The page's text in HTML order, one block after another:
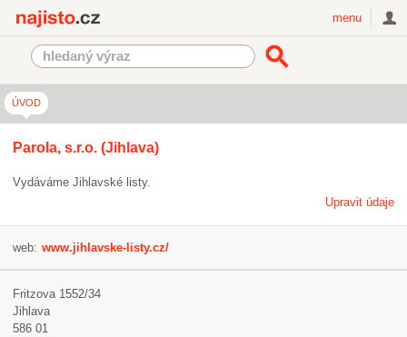
menu
ÚVOD
Parola, s.r.o. (Jihlava)
Vydáváme Jihlavské listy.
Upravit údaje
web: www.jihlavske-listy.cz/
Fritzova 1552/34
Jihlava
586 01